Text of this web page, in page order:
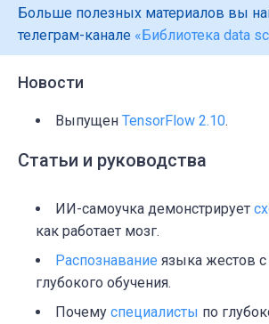
Больше полезных материалов вы
телеграм-канале «Библиотека data
Новости
Выпущен TensorFlow 2.10.
Статьи и руководства
ИИ-самоучка демонстрирует
как работает мозг.
Распознавание языка жестов
глубокого обучения.
Почему специалисты по